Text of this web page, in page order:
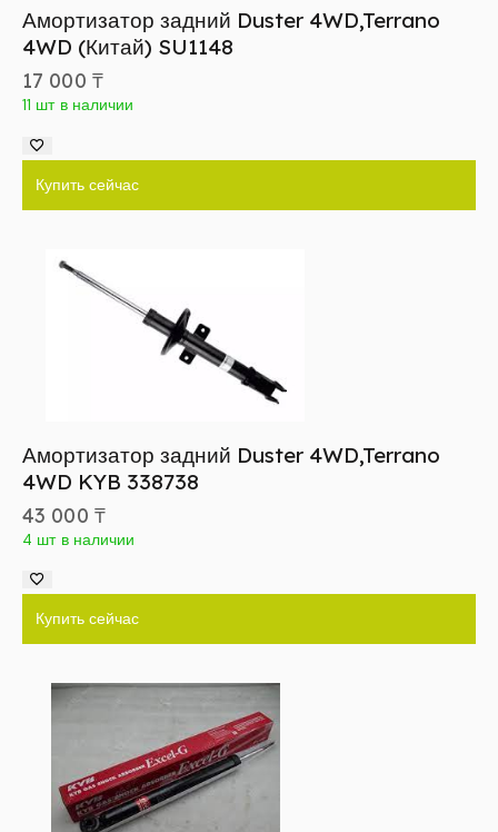
Амортизатор задний Duster 4WD,Terrano
4WD (Китай) SU1148
17 000 ₸
11 шт в наличии
Купить сейчас
Амортизатор задний Duster 4WD,Terrano
4WD KYB 338738
43 000 ₸
4 шт в наличии
Купить сейчас